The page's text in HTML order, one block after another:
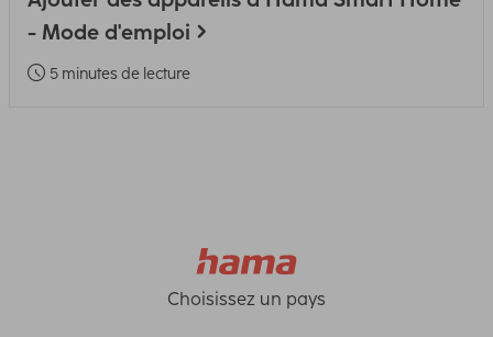
- Mode d'emploi
5 minutes de lecture
Choisissez un pays